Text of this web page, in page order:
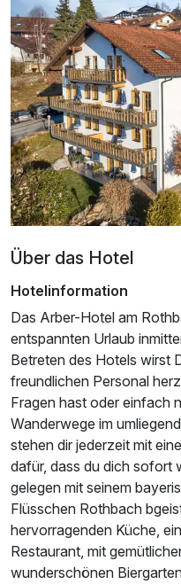
Über das Hotel
Hotelinformation
Das Arber-Hotel am
entspannten Urlaub
Betreten des Hotels wirst
freundlichen Personal
Fragen hast oder einfach
Wanderwege im
stehen dir jederzeit mit
dafür, dass du dich sofort
gelegen mit seinem
Flüsschen Rothbach
hervorragenden Küche,
Restaurant, mit
wunderschönen